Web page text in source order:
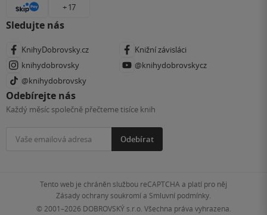
+ 17
Sledujte nás
KnihyDobrovsky.cz
Knižní závisláci
knihydobrovsky
@knihydobrovskycz
@knihydobrovsky
Odebírejte nás
Každý měsíc společně přečteme tisíce knih
Odebírat
Tento web je chráněn službou reCAPTCHA a platí pro něj
Zásady ochrany soukromía Smluvní podmínky.
© 2001–2026 DOBROVSKÝ s.r.o. Všechna práva vyhrazena.